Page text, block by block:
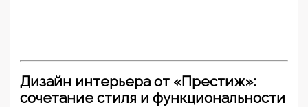
Дизайн интерьера от «Престиж»:
сочетание стиля и функциональности